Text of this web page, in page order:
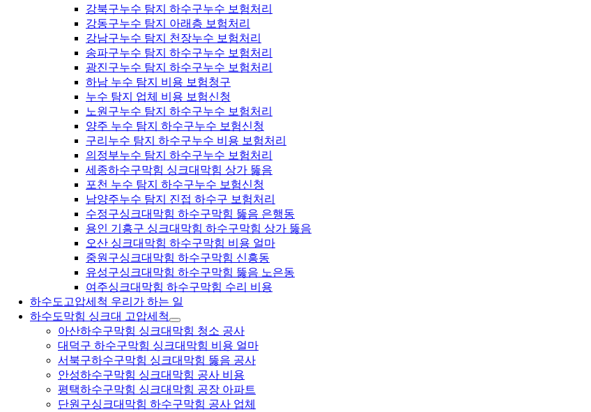
강북구누수 탐지 하수구누수 보험처리
강동구누수 탐지 아래층 보험처리
강남구누수 탐지 천장누수 보험처리
송파구누수 탐지 하수구누수 보험처리
광진구누수 탐지 하수구누수 보험처리
하남 누수 탐지 비용 보험청구
누수 탐지 업체 비용 보험신청
노원구누수 탐지 하수구누수 보험처리
양주 누수 탐지 하수구누수 보험신청
구리누수 탐지 하수구누수 비용 보험처리
의정부누수 탐지 하수구누수 보험처리
세종하수구막힘 싱크대막힘 상가 뚫음
포천 누수 탐지 하수구누수 보험신청
남양주누수 탐지 진접 하수구 보험처리
수정구싱크대막힘 하수구막힘 뚫음 은행동
용인 기흥구 싱크대막힘 하수구막힘 상가 뚫음
오산 싱크대막힘 하수구막힘 비용 얼마
중원구싱크대막힘 하수구막힘 신흥동
유성구싱크대막힘 하수구막힘 뚫음 노은동
여주싱크대막힘 하수구막힘 수리 비용
하수도고압세척 우리가 하는 일
하수도막힘 싱크대 고압세척
아산하수구막힘 싱크대막힘 청소 공사
대덕구 하수구막힘 싱크대막힘 비용 얼마
서북구하수구막힘 싱크대막힘 뚫음 공사
안성하수구막힘 싱크대막힘 공사 비용
평택하수구막힘 싱크대막힘 공장 아파트
단원구싱크대막힘 하수구막힘 공사 업체